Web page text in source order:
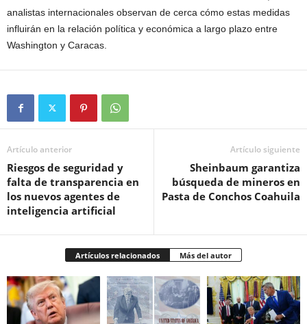
analistas internacionales observan de cerca cómo estas medidas
influirán en la relación política y económica a largo plazo entre
Washington y Caracas.
Artículo anterior
Riesgos de seguridad y
falta de transparencia en
los nuevos agentes de
inteligencia artificial
Artículo siguiente
Sheinbaum garantiza
búsqueda de mineros en
Pasta de Conchos Coahuila
Artículos relacionados Más del autor